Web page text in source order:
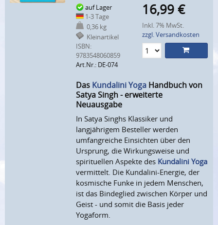
auf Lager
1-3 Tage
0,36 kg
Kleinartikel
ISBN:
9783548060859
Art.Nr.: DE-074
16,99 €
Inkl. 7% MwSt.
zzgl. Versandkosten
Das Kundalini Yoga Handbuch von
Satya Singh - erweiterte
Neuausgabe
In Satya Singhs Klassiker und
langjährigem Besteller werden
umfangreiche Einsichten über den
Ursprung, die Wirkungsweise und
spirituellen Aspekte des Kundalini Yoga
vermittelt. Die Kundalini-Energie, der
kosmische Funke in jedem Menschen,
ist das Bindeglied zwischen Körper und
Geist - und somit die Basis jeder
Yogaform.